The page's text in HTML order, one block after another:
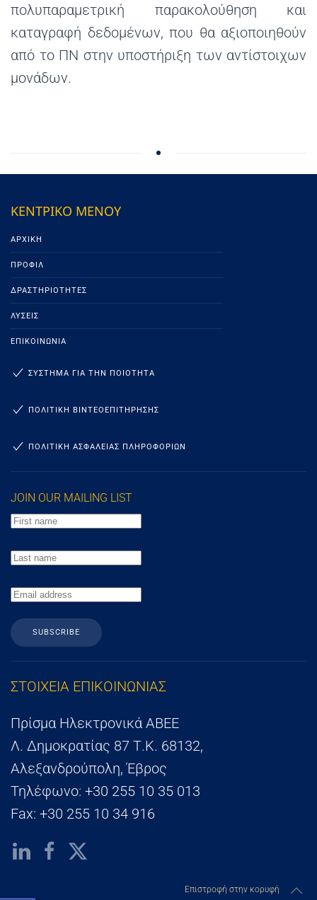
πολυπαραμετρική παρακολούθηση και
καταγραφή δεδομένων, που θα αξιοποιηθούν
από το ΠΝ στην υποστήριξη των αντίστοιχων
μονάδων.
ΚΕΝΤΡΙΚΟ ΜΕΝΟΥ
ΑΡΧΙΚΉ
ΠΡΟΦΊΛ
ΔΡΑΣΤΗΡΙΌΤΗΤΕΣ
ΛΎΣΕΙΣ
ΕΠΙΚΟΙΝΩΝΊΑ
ΣΥΣΤΗΜΑ ΓΙΑ ΤΗΝ ΠΟΙΟΤΗΤΑ
ΠΟΛΙΤΙΚΗ ΒΙΝΤΕΟΕΠΙΤΗΡΗΣΗΣ
ΠΟΛΙΤΙΚΗ ΑΣΦΑΛΕΙΑΣ ΠΛΗΡΟΦΟΡΙΩΝ
JOIN OUR MAILING LIST
SUBSCRIBE
ΣΤΟΙΧΕΙΑ ΕΠΙΚΟΙΝΩΝΙΑΣ
Πρίσμα Ηλεκτρονικά ΑΒΕΕ
Λ. Δημοκρατίας 87 Τ.Κ. 68132,
Αλεξανδρούπολη, Έβρος
Τηλέφωνο: +30 255 10 35 013
Fax: +30 255 10 34 916
Επιστροφή στην κορυφή